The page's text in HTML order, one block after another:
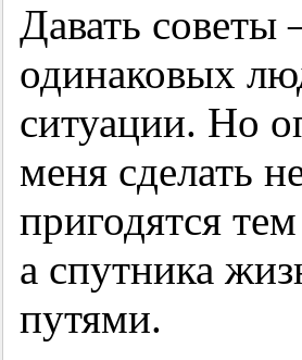
Давать советы
одинаковых
ситуации. Но
меня сделать
пригодятся
а спутника
путями.